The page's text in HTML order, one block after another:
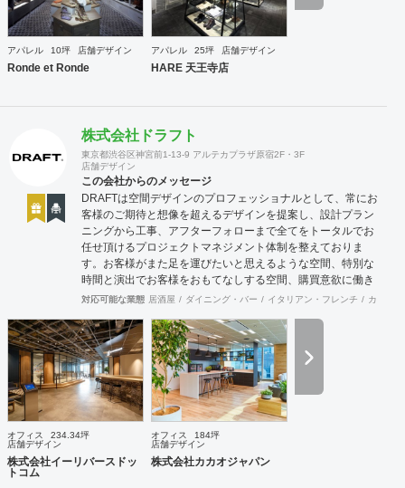
・店舗設計（物販店／飲食店／美容室など） ・ブランディン
グ及びディレクション業務 ・出店におけるトータルデザイン
・住宅リノベーション ・家具及び什器デザイン
アパレル 10坪 店舗デザイン
Ronde et Ronde
アパレル 25坪 店舗デザイン
HARE 天王寺店
株式会社ドラフト
東京都渋谷区神宮前1-13-9 アルテカプラザ原宿2F・3F
店舗デザイン
この会社からのメッセージ
DRAFTは空間デザインのプロフェッショナルとして、常にお
客様のご期待と想像を超えるデザインを提案し、設計プラン
ニングから工事、アフターフォローまで全てをトータルでお
任せ頂けるプロジェクトマネジメント体制を整えておりま
す。お客様がまた足を運びたいと思えるような空間、特別な
時間と演出でお客様をおもてなしする空間、購買意欲に働き
かけるレイアウトとVMD、ブランド力を高める空間演出な
持っております。 ご希望されるイメージ、コストに関する不
安要素、 新規オープン、移転・改装に関するスケジュール、
ほか不明点など、まずはお気軽にお問い合わせください。
対応可能な業態 居酒屋 ダイニング・バー イタリアン・フレンチ カフェ
オフィス
234.34坪
店舗デザイン
株式会社イーリバースドッ
トコム
オフィス
184坪
店舗デザイン
株式会社カカオジャパン